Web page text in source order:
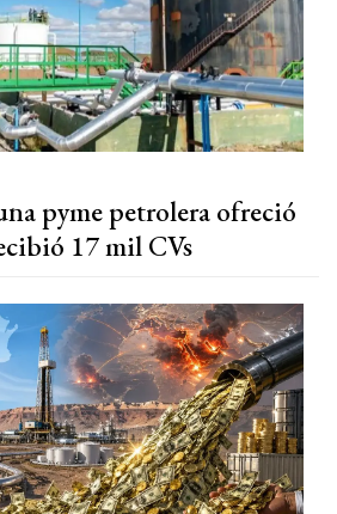
pyme petrolera ofreció
17 mil CVs